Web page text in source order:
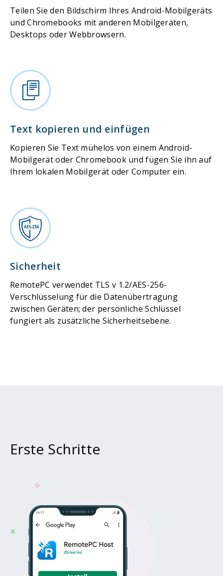
Teilen Sie den Bildschirm Ihres Android-Mobilgeräts
und Chromebooks mit anderen Mobilgeräten,
Desktops oder Webbrowsern.
Text kopieren und einfügen
Kopieren Sie Text mühelos von einem Android-
Mobilgerät oder Chromebook und fügen Sie ihn auf
Ihrem lokalen Mobilgerät oder Computer ein.
Sicherheit
RemotePC verwendet TLS v 1.2/AES-256-
Verschlüsselung für die Datenübertragung
zwischen Geräten; der persönliche Schlüssel
fungiert als zusätzliche Sicherheitsebene.
Erste Schritte